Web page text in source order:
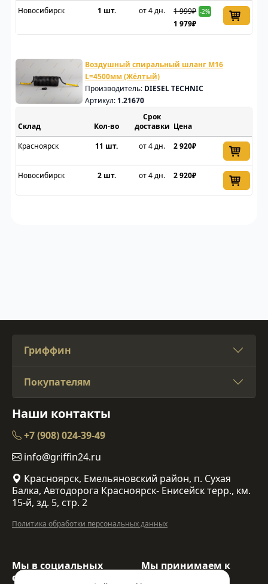
Новосибирск
1 шт. от 4 дн. 1 999₽ -2%
1 979₽
Воздушный спиральный шланг M16
L=4500мм (Жёлтый)
Производитель: DIESEL TECHNIC
Артикул: 1.21670
Склад
Срок
доставки Цена
Красноярск
11 шт. от 4 дн. 2 920₽
Новосибирск 2 шт. от 4 дн. 2 920₽
Гриффин
Покупателям
Наши контакты
+7 (908) 024-39-49
info@griffin24.ru
Красноярск, Емельяновский район, п. Сухая
Балка, Автодорога Красноярск- Енисейск терр., км.
15-й, зд. 5, стр. 2
Политика обработки персональных данных
Мы в социальных
сетях:
Мы принимаем к